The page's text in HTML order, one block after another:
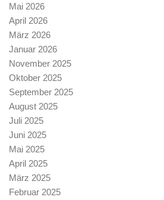
Mai 2026
April 2026
März 2026
Januar 2026
November 2025
Oktober 2025
September 2025
August 2025
Juli 2025
Juni 2025
Mai 2025
April 2025
März 2025
Februar 2025